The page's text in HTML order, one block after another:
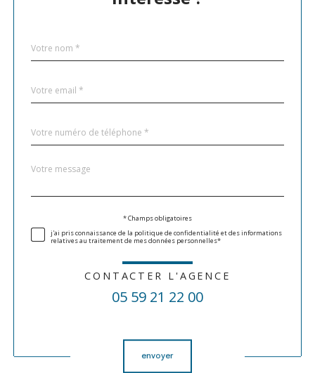
par
*
*
*
Fieldset
Message
*
* Champs obligatoires
j'ai pris connaissance de la politique de confidentialité et des informations
relatives au traitement de mes données personnelles*
CONTACTER L'AGENCE
05 59 21 22 00
envoyer